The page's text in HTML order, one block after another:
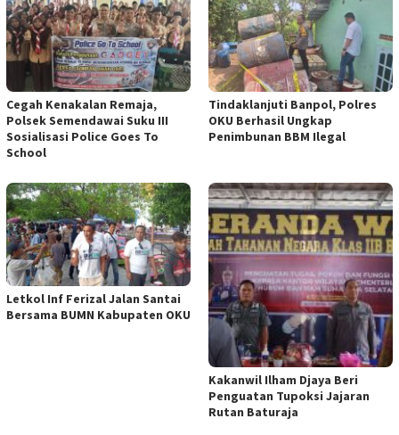
Cegah Kenakalan Remaja,
Polsek Semendawai Suku III
Sosialisasi Police Goes To
School
Tindaklanjuti Banpol, Polres
OKU Berhasil Ungkap
Penimbunan BBM Ilegal
Letkol Inf Ferizal Jalan Santai
Bersama BUMN Kabupaten OKU
Kakanwil Ilham Djaya Beri
Penguatan Tupoksi Jajaran
Rutan Baturaja